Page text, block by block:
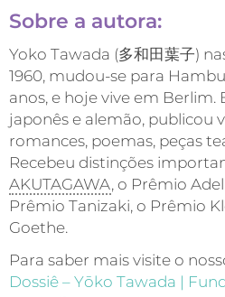
Sobre a autora:
Yoko Tawada (多和田葉子)
1960, mudou-se para
anos, e hoje vive em Berlim.
japonês e alemão, publicou
romances, poemas, peças
Recebeu distinções
AKUTAGAWA, o Prêmio
Prêmio Tanizaki, o Prêmio
Goethe.
Para saber mais visite o
Dossiê – Yōko Tawada |